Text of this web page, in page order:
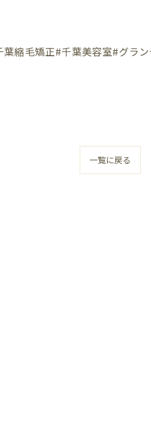
縮毛矯正#千葉美容室#グラ
一覧に戻る